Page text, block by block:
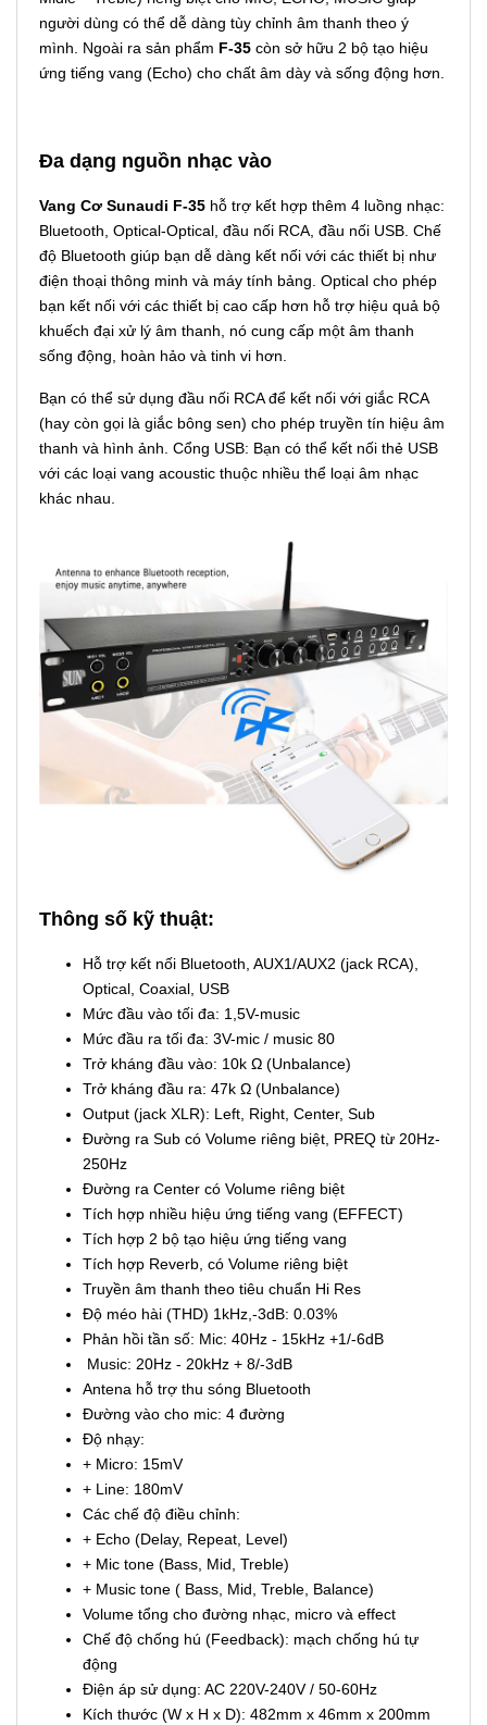
người dùng có thể dễ dàng tùy chỉnh âm thanh theo ý
mình. Ngoài ra sản phẩm F-35 còn sở hữu 2 bộ tạo hiệu
ứng tiếng vang (Echo) cho chất âm dày và sống động hơn.
Đa dạng nguồn nhạc vào
Vang Cơ Sunaudi F-35 hỗ trợ kết hợp thêm 4 luồng nhạc:
Bluetooth, Optical-Optical, đầu nối RCA, đầu nối USB. Chế
độ Bluetooth giúp bạn dễ dàng kết nối với các thiết bị như
điện thoại thông minh và máy tính bảng. Optical cho phép
bạn kết nối với các thiết bị cao cấp hơn hỗ trợ hiệu quả bộ
khuếch đại xử lý âm thanh, nó cung cấp một âm thanh
sống động, hoàn hảo và tinh vi hơn.
Bạn có thể sử dụng đầu nối RCA để kết nối với giắc RCA
(hay còn gọi là giắc bông sen) cho phép truyền tín hiệu âm
thanh và hình ảnh. Cổng USB: Bạn có thể kết nối thẻ USB
với các loại vang acoustic thuộc nhiều thể loại âm nhạc
khác nhau.
Thông số kỹ thuật:
Hỗ trợ kết nối Bluetooth, AUX1/AUX2 (jack RCA),
Optical, Coaxial, USB
Mức đầu vào tối đa: 1,5V-music
Mức đầu ra tối đa: 3V-mic / music 80
Trở kháng đầu vào: 10k Ω (Unbalance)
Trở kháng đầu ra: 47k Ω (Unbalance)
Output (jack XLR): Left, Right, Center, Sub
Đường ra Sub có Volume riêng biệt, PREQ từ 20Hz-
250Hz
Đường ra Center có Volume riêng biệt
Tích hợp nhiều hiệu ứng tiếng vang (EFFECT)
Tích hợp 2 bộ tạo hiệu ứng tiếng vang
Tích hợp Reverb, có Volume riêng biệt
Truyền âm thanh theo tiêu chuẩn Hi Res
Độ méo hài (THD) 1kHz,-3dB: 0.03%
Phản hồi tần số: Mic: 40Hz - 15kHz +1/-6dB
Music: 20Hz - 20kHz + 8/-3dB
Antena hỗ trợ thu sóng Bluetooth
Đường vào cho mic: 4 đường
Độ nhạy:
+ Micro: 15mV
+ Line: 180mV
Các chế độ điều chỉnh:
+ Echo (Delay, Repeat, Level)
+ Mic tone (Bass, Mid, Treble)
+ Music tone ( Bass, Mid, Treble, Balance)
Volume tổng cho đường nhạc, micro và effect
Chế độ chống hú (Feedback): mạch chống hú tự
động
Điện áp sử dụng: AC 220V-240V / 50-60Hz
Kích thước (W x H x D): 482mm x 46mm x 200mm